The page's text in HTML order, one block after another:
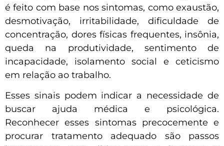
é feito com base nos sintomas, como exaustão,
desmotivação, irritabilidade, dificuldade de
concentração, dores físicas frequentes, insônia,
queda na produtividade, sentimento de
incapacidade, isolamento social e ceticismo
em relação ao trabalho.
Esses sinais podem indicar a necessidade de
buscar ajuda médica e psicológica.
Reconhecer esses sintomas precocemente e
procurar tratamento adequado são passos